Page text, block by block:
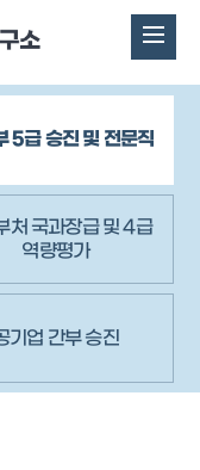
5급 승진 및 전문직
처 국과장급 및 4급
역량평가
기업 간부 승진